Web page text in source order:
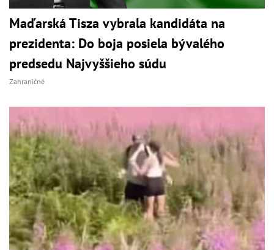
Maďarská Tisza vybrala kandidáta na
prezidenta: Do boja posiela bývalého
predsedu Najvyššieho súdu
Zahraničné